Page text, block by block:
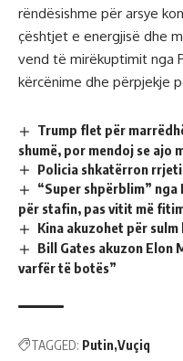
rëndësishme për arsye
çështjet e energjisë dhe
vend të mirëkuptimit nga
kërcënime dhe përpjekje
Trump flet për
shumë, por mendoj se ajo
Policia shkatërron
“Super shpërblim” nga
për stafin, pas vitit më
Kina akuzohet për
Bill Gates akuzon Elon
varfër të botës”
TAGGED: Putin Vuçiq